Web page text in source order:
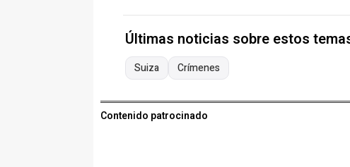
Últimas noticias sobre estos
Suiza Crímenes
Contenido patrocinado